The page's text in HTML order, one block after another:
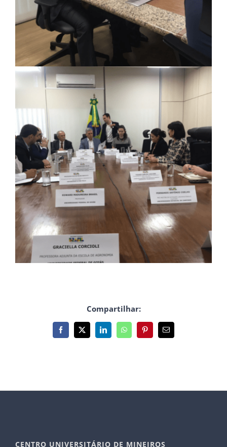
Compartilhar:
Facebook
X LinkedInWhatsAppPinterest
E-
mail
CENTRO UNIVERSITÁRIO DE MINEIROS